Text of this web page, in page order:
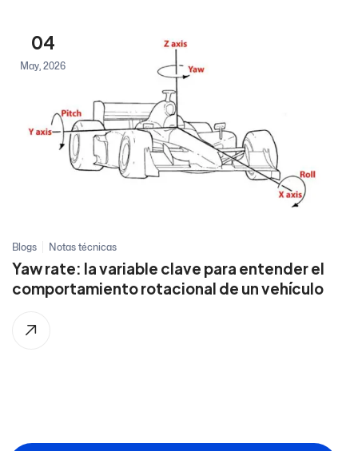
04
May, 2026
Blogs Notas técnicas
Yaw rate: la variable clave para entender el
comportamiento rotacional de un vehículo